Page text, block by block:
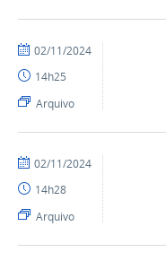
por
-
SEAD
publicado
02/11/2024
14h25
Arquivo
por
-
SEAD
publicado
02/11/2024
14h28
Arquivo